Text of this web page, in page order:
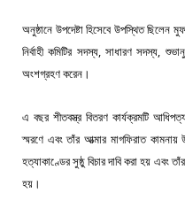
অনুষ্ঠানে উপদেষ্টা হিসেবে উপস্থিত ছিলেন
নির্বাহী কমিটির সদস্য, সাধারণ সদস্য,
অংশগ্রহণ করেন।
এ বছর শীতবস্ত্র বিতরণ কার্যক্রমটি
স্মরণে এবং তাঁর আত্মার মাগফিরাত কামনায়
হত্যাকাণ্ডের সুষ্ঠু বিচার দাবি করা হয় এবং তাঁর
হয়।